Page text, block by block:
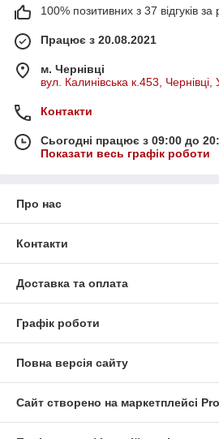
100% позитивних з 37 відгуків за
Працює з 20.08.2021
м. Чернівці
вул. Калинівська к.453, Чернівці,
Контакти
Сьогодні працює з 09:00 до
Показати весь графік роботи
Про нас
Контакти
Доставка та оплата
Графік роботи
Повна версія сайту
Сайт створено на маркетплейсі